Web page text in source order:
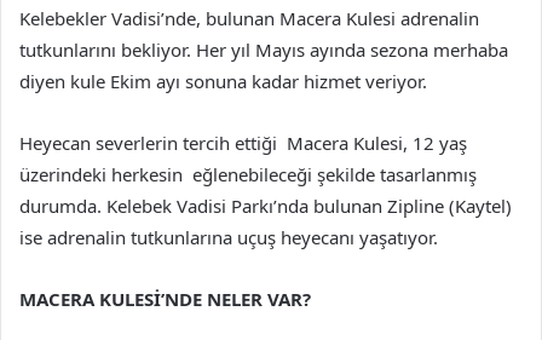
Kelebekler Vadisi’nde, bulunan Macera Kulesi adrenalin
tutkunlarını bekliyor. Her yıl Mayıs ayında sezona merhaba
diyen kule Ekim ayı sonuna kadar hizmet veriyor.
Heyecan severlerin tercih ettiği Macera Kulesi, 12 yaş
üzerindeki herkesin eğlenebileceği şekilde tasarlanmış
durumda. Kelebek Vadisi Parkı’nda bulunan Zipline (Kaytel)
ise adrenalin tutkunlarına uçuş heyecanı yaşatıyor.
MACERA KULESİ’NDE NELER VAR?